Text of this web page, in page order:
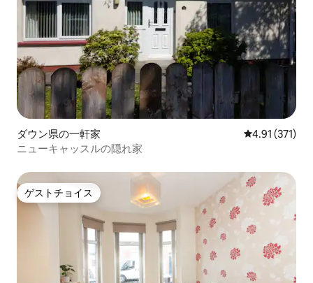
ダウン県の一軒家 レビュー371
4.91 (371)
ニューキャッスルの隠れ家
ゲストチョイス
ゲストチョイス